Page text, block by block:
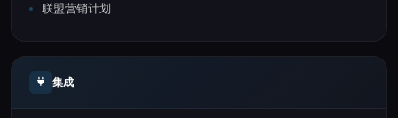
联盟营销计划
集成